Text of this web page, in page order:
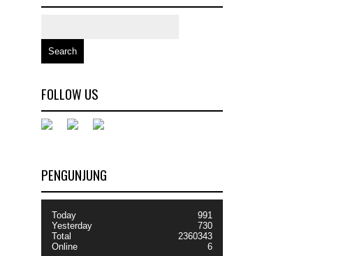
FOLLOW US
PENGUNJUNG
Today
Yesterday
Total
Online
991
730
2360343
6